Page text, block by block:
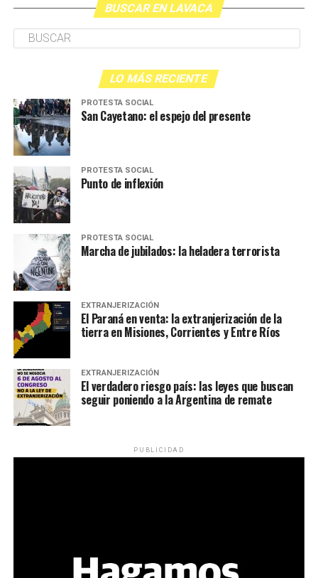
BUSCAR EN LAVACA
LO MÁS RECIENTE
PROTESTA SOCIAL
San Cayetano: el espejo del presente
PROTESTA SOCIAL
Punto de inflexión
PROTESTA SOCIAL
Marcha de jubilados: la heladera terrorista
EXTRANJERIZACIÓN
El Paraná en venta: la extranjerización de la
tierra en Misiones, Corrientes y Entre Ríos
EXTRANJERIZACIÓN
El verdadero riesgo país: las leyes que buscan
seguir poniendo a la Argentina de remate
PUBLICIDAD